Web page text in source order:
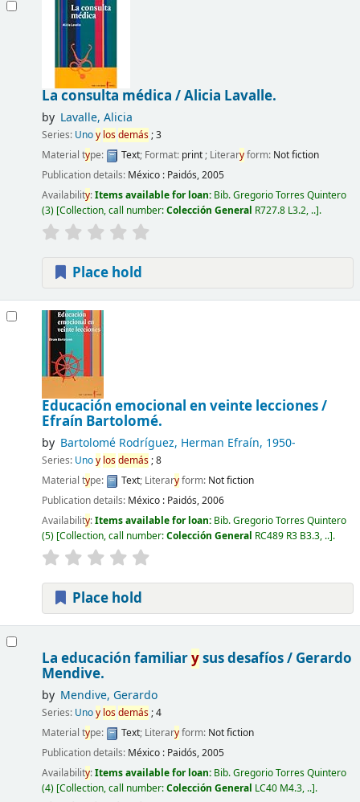
La consulta médica /Alicia Lavalle.
by Lavalle, Alicia
Series: Unoy losdemás; 3
Material type: Text; Format: print; Literaryform: Not fiction
Publication details: México : Paidós,2005
Availability:Items available for loan: Bib. Gregorio Torres Quintero
(3) Collection, call number:Colección General R727.8 L3.2, .. .
Place hold
Educación emocional en veinte lecciones /
Efraín Bartolomé.
by Bartolomé Rodríguez, Herman Efraín, 1950-
Series: Unoy losdemás; 8
Material type: Text; Literaryform: Not fiction
Publication details: México : Paidós,2006
Availability:Items available for loan: Bib. Gregorio Torres Quintero
(5) Collection, call number:Colección General RC489 R3 B3.3, .. .
Place hold
La educación familiarysus desafíos / Gerardo
Mendive.
by Mendive, Gerardo
Series: Unoy losdemás; 4
Material type: Text; Literaryform: Not fiction
Publication details: México : Paidós,2005
Availability:Items available for loan: Bib. Gregorio Torres Quintero
(4) Collection, call number:Colección General LC40 M4.3, .. .